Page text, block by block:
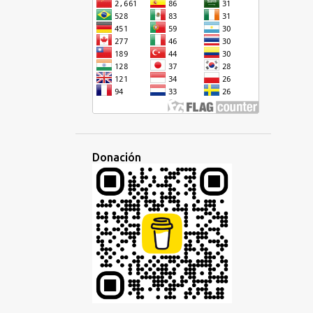
COMUNICACION COMUNICACIÓN
COMUNICACION INTERPERSONAL
COMUNIDAD CONCURSO
CONFERENCIA CONGO
CONSEJOS
CRIOLLO
CULTURA CURSIVA CV
DEMOCRÁTICA DESAFIO
DESARROLLO DESAYUNO
DESCENDIENTE DIARIA DIBUJOS
DINERO DISCURSO DISCUSIÓN
DISPARIDAD DIVERTIDO
Donación